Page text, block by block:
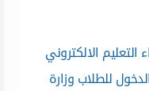
التعليم الالكتروني
للطلاب وزارة